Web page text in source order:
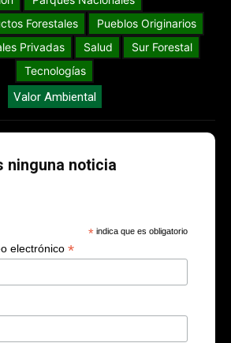
Forestales
Pueblos Originarios
Privadas
Salud
Sur Forestal
Tecnologías
Valor Ambiental
ninguna noticia
* indica que es obligatorio
electrónico *